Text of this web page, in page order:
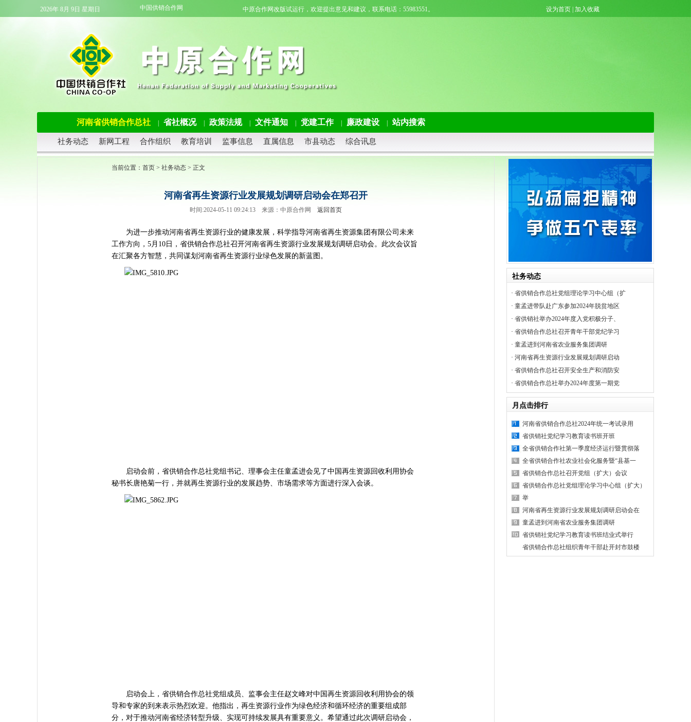
2026年 8月 9日 星期日 中国供销合作网 中原合作网改版试运行，欢迎提出意见和建议，联系电话：55983551。 设为首页 加入收藏
河南省供销合作总社 省社概况 政策法规 文件通知 党建工作 廉政建设 站内搜索
社务动态 新网工程 合作组织 教育培训 监事信息 直属信息 市县动态 综合讯息
当前位置： 首页 > 社务动态 > 正文
河南省再生资源行业发展规划调研启动会在郑召开
时间:2024-05-11 09:24:13 来源：中原合作网 返回首页
为进一步推动河南省再生资源行业的健康发展，科学指导河南省再生资源集团有限公司未来
工作方向，5月10日，省供销合作总社召开河南省再生资源行业发展规划调研启动会。此次会议旨
在汇聚各方智慧，共同谋划河南省再生资源行业绿色发展的新蓝图。
启动会前，省供销合作总社党组书记、理事会主任童孟进会见了中国再生资源回收利用协会
秘书长唐艳菊一行，并就再生资源行业的发展趋势、市场需求等方面进行深入会谈。
启动会上，省供销合作总社党组成员、监事会主任赵文峰对中国再生资源回收利用协会的领
导和专家的到来表示热烈欢迎。他指出，再生资源行业作为绿色经济和循环经济的重要组成部
分，对于推动河南省经济转型升级、实现可持续发展具有重要意义。希望通过此次调研启动会，
社务动态
· 省供销合作总社党组理论学习中心组（扩
· 童孟进带队赴广东参加2024年脱贫地区
· 省供销社举办2024年度入党积极分子、
· 省供销合作总社召开青年干部党纪学习
· 童孟进到河南省农业服务集团调研
· 河南省再生资源行业发展规划调研启动
· 省供销合作总社召开安全生产和消防安
· 省供销合作总社举办2024年度第一期党
月点击排行
河南省供销合作总社2024年统一考试录用
省供销社党纪学习教育读书班开班
全省供销合作社第一季度经济运行暨贯彻落
全省供销合作社农业社会化服务暨“县基一
省供销合作总社召开党组（扩大）会议
省供销合作总社党组理论学习中心组（扩大）
举
河南省再生资源行业发展规划调研启动会在
童孟进到河南省农业服务集团调研
省供销社党纪学习教育读书班结业式举行
省供销合作总社组织青年干部赴开封市鼓楼